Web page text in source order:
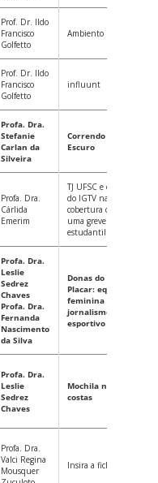
Prof. Dr. Ildo
Francisco
Golfetto
Ambiento
Prof. Dr. Ildo
Francisco
Golfetto
influunt
Profa. Dra.
Stefanie
Carlan da
Silveira
Correndo no
Escuro
Profa. Dra.
Cárlida
Emerim
TJ UFSC e o uso
do IGTV na
cobertura de
uma greve
estudantil
Profa. Dra.
Leslie
Sedrez
Chaves
Profa. Dra.
Fernanda
Nascimento
da Silva
Donas do
Placar: equipe
feminina de
jornalismo
esportivo
Profa. Dra.
Leslie
Sedrez
Chaves
Mochila nas
costas
Profa. Dra.
Valci Regina
Mousquer
Insira a ficha